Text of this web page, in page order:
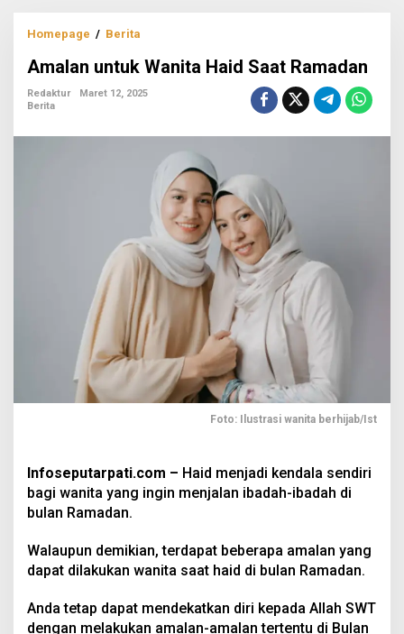
Homepage / Berita
Wanita
Saat
Amalan untuk Wanita Haid Saat Ramadan
Redaktur
Maret 12, 2025
Berita
Foto: Ilustrasi wanita berhijab/Ist
Infoseputarpati.com – Haid menjadi kendala sendiri
bagi wanita yang ingin menjalan ibadah-ibadah di
bulan Ramadan.
Walaupun demikian, terdapat beberapa amalan yang
dapat dilakukan wanita saat haid di bulan Ramadan.
Anda tetap dapat mendekatkan diri kepada Allah SWT
dengan melakukan amalan-amalan tertentu di Bulan